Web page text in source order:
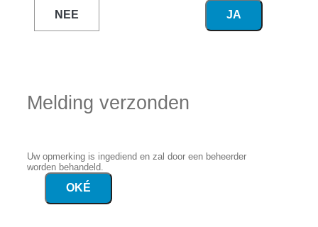
NEE JA
Melding verzonden
Uw opmerking is ingediend en zal door een beheerder
worden behandeld.
OKÉ